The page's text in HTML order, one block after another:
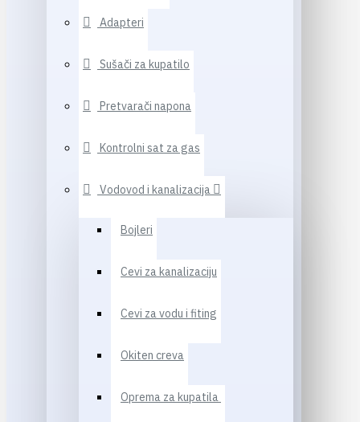
Adapteri
Sušači za kupatilo
Pretvarači napona
Kontrolni sat za gas
Vodovod i kanalizacija
Bojleri
Cevi za kanalizaciju
Cevi za vodu i fiting
Okiten creva
Oprema za kupatila